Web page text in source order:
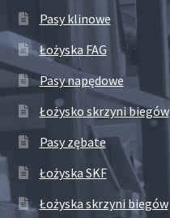
Pasy klinowe
Łożyska FAG
Pasy napędowe
Łożysko skrzyni biegów
Pasy zębate
Łożyska SKF
Łożyska skrzyni biegów